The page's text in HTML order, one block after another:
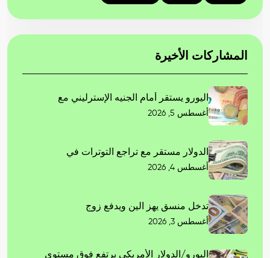
المشاركات الأخيرة
اليورو يستقر أمام الجنيه الإسترليني مع
أغسطس 5, 2026
الدولار مستقر مع تراجع التوترات في
أغسطس 4, 2026
تدخل منسق يهز الين ويدفع زوج
أغسطس 3, 2026
اليورو/الدولار الأمريكي يرتفع فوق مستوى